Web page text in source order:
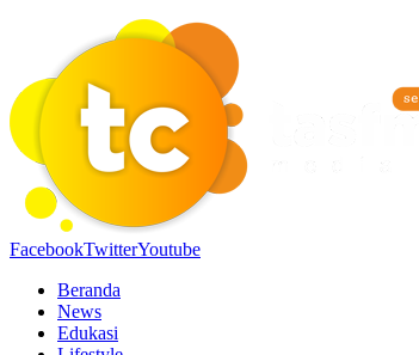
FacebookTwitterYoutube
Beranda
News
Edukasi